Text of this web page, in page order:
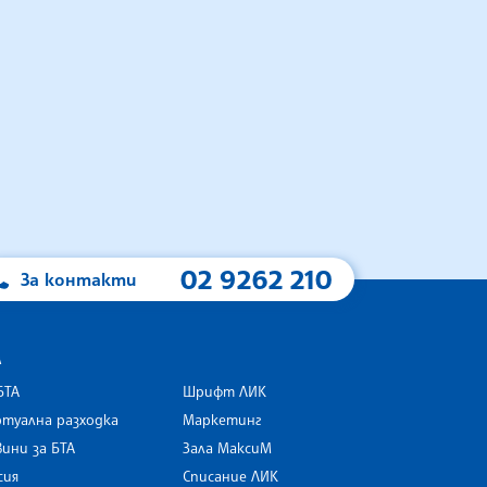
За контакти 02 9262 210
разходка
за БТА
Шрифт ЛИК
Маркетинг
Зала МаксиМ
Списание ЛИК